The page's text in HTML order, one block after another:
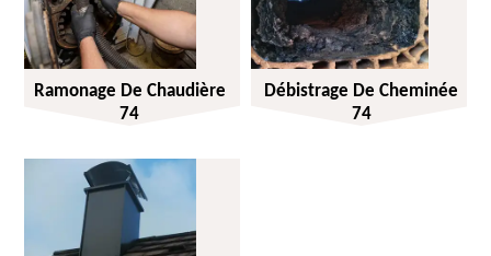
Ramonage De Chaudière
74
Débistrage De Cheminée
74